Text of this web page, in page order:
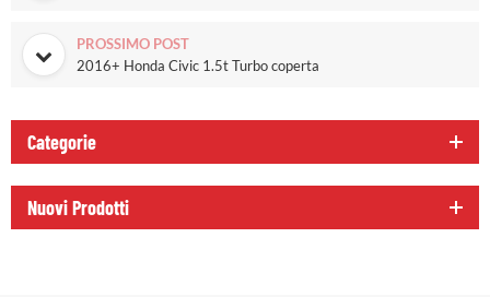
PROSSIMO POST
2016+ Honda Civic 1.5t Turbo coperta
Categorie
Nuovi Prodotti